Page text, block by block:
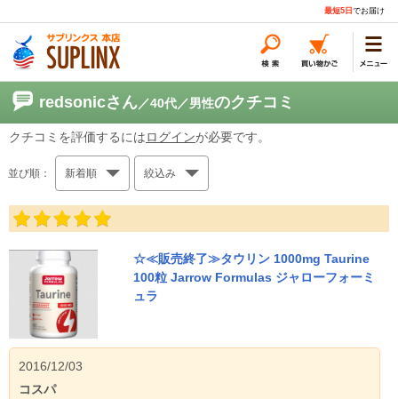
最短5日 でお届け
redsonicさん／40代／男性のクチコミ
クチコミを評価するにはログインが必要です。
並び順： 新着順 絞込み
☆≪販売終了≫タウリン 1000mg Taurine
100粒 Jarrow Formulas ジャローフォーミ
ュラ
2016/12/03
コスパ